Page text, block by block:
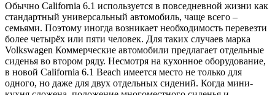
Обычно California 6.1 используется в повседневной жизни как
стандартный универсальный автомобиль, чаще всего –
семьями. Поэтому иногда возникает необходимость перевезти
более четырёх или пяти человек. Для таких случаев марка
Volkswagen Коммерческие автомобили предлагает отдельные
сиденья во втором ряду. Несмотря на кухонное оборудование,
в новой California 6.1 Beach имеется место не только для
одного, но даже для двух отдельных сидений. Когда мини-